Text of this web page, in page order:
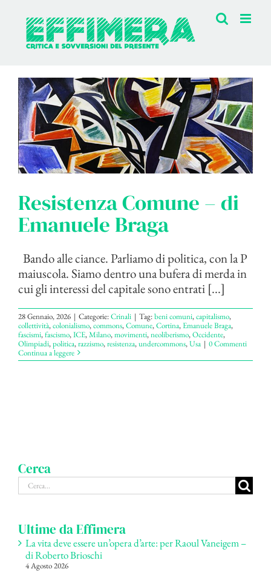
contenuto
Resistenza Comune – di
Emanuele Braga
Bando alle ciance. Parliamo di politica, con la P
maiuscola. Siamo dentro una bufera di merda in
cui gli interessi del capitale sono entrati [...]
28 Gennaio, 2026 | Categorie:Crinali | Tag:beni comuni,capitalismo,
collettività,colonialismo,commons,Comune,Cortina,Emanuele Braga,
fascismi,fascismo,ICE,Milano,movimenti,neoliberismo,Occidente,
Olimpiadi,politica,razzismo,resistenza,undercommons,Usa | 0 Commenti
Continua a leggere
Cerca
Cerca
per:
Ultime da Effimera
La vita deve essere un’opera d’arte: per Raoul Vaneigem –
di Roberto Brioschi
4 Agosto 2026